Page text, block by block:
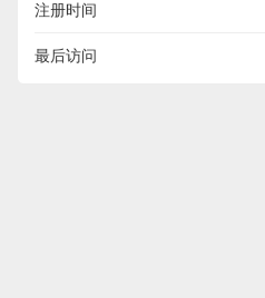
注册时间
最后访问